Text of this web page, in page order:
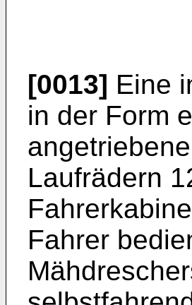
[0013] Eine
in der Form
Laufrädern
Fahrer